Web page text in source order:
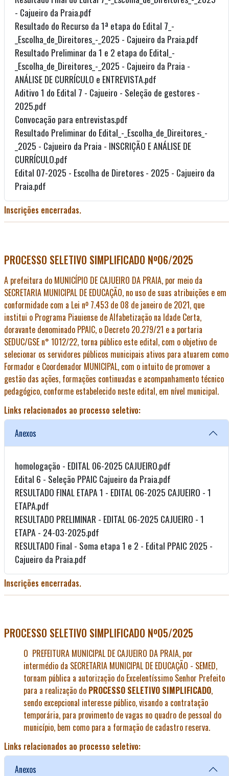
- Cajueiro da Praia.pdf
Resultado do Recurso da 1ª etapa do Edital 7_-
_Escolha_de_Direitores_-_2025 - Cajueiro da Praia.pdf
Resultado Preliminar da 1 e 2 etapa do Edital_-
_Escolha_de_Direitores_-_2025 - Cajueiro da Praia -
ANÁLISE DE CURRÍCULO e ENTREVISTA.pdf
Aditivo 1 do Edital 7 - Cajueiro - Seleção de gestores -
2025.pdf
Convocação para entrevistas.pdf
Resultado Preliminar do Edital_-_Escolha_de_Direitores_-
_2025 - Cajueiro da Praia - INSCRIÇÃO E ANÁLISE DE
CURRÍCULO.pdf
Edital 07-2025 - Escolha de Diretores - 2025 - Cajueiro da
Praia.pdf
Inscrições encerradas.
PROCESSO SELETIVO SIMPLIFICADO Nº06/2025
A prefeitura do MUNICÍPIO DE CAJUEIRO DA PRAIA, por meio da
SECRETARIA MUNICIPAL DE EDUCAÇÃO, no uso de suas atribuições e em
conformidade com a Lei nº 7.453 de 08 de janeiro de 2021, que
institui o Programa Piauiense de Alfabetização na Idade Certa,
doravante denominado PPAIC, o Decreto 20.279/21 e a portaria
SEDUC/GSE n° 1012/22, torna público este edital, com o objetivo de
selecionar os servidores públicos municipais ativos para atuarem como
Formador e Coordenador MUNICIPAL, com o intuito de promover a
gestão das ações, formações continuadas e acompanhamento técnico
pedagógico, conforme estabelecido neste edital, em nível municipal.
Links relacionados ao processo seletivo:
Anexos
homologação - EDITAL 06-2025 CAJUEIRO.pdf
Edital 6 - Seleção PPAIC Cajueiro da Praia.pdf
RESULTADO FINAL ETAPA 1 - EDITAL 06-2025 CAJUEIRO - 1
ETAPA.pdf
RESULTADO PRELIMINAR - EDITAL 06-2025 CAJUEIRO - 1
ETAPA - 24-03-2025.pdf
RESULTADO Final - Soma etapa 1 e 2 - Edital PPAIC 2025 -
Cajueiro da Praia.pdf
Inscrições encerradas.
PROCESSO SELETIVO SIMPLIFICADO Nº05/2025
O PREFEITURA MUNICIPAL DE CAJUEIRO DA PRAIA, por
intermédio da SECRETARIA MUNICIPAL DE EDUCAÇÃO - SEMED,
tornam pública a autorização do Excelentíssimo Senhor Prefeito
para a realização do PROCESSO SELETIVO SIMPLIFICADO,
sendo excepcional interesse público, visando a contratação
temporária, para provimento de vagas no quadro de pessoal do
município, bem como para a formação de cadastro reserva.
Links relacionados ao processo seletivo:
Anexos